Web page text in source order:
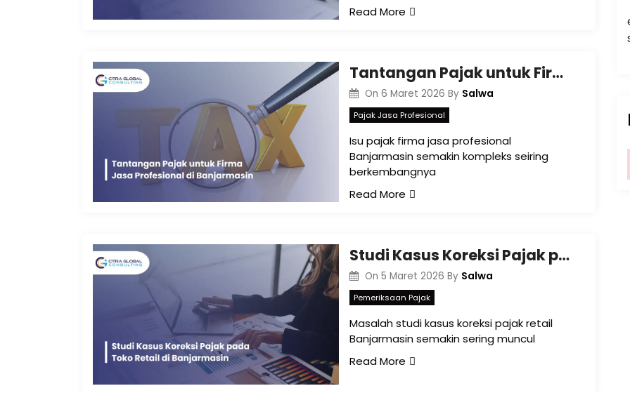
Read More
Tantangan Pajak untuk Firma Jasa Profesional di Banjarmasin
On 6 Maret 2026 By Salwa
Pajak Jasa Profesional
Isu pajak firma jasa profesional
Banjarmasin semakin kompleks seiring
berkembangnya
Read More
Studi Kasus Koreksi Pajak pada Toko Retail di Banjarmasin
On 5 Maret 2026 By Salwa
Pemeriksaan Pajak
Masalah studi kasus koreksi pajak retail
Banjarmasin semakin sering muncul
Read More